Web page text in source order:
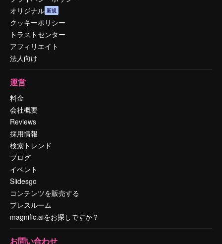
オリジナル 新規
クッキーポリシー
トラストセンター
アフィリエイト
法人向け
運営
料金
会社概要
Reviews
採用情報
検索トレンド
ブログ
イベント
Slidesgo
コンテンツを販売する
プレスルーム
magnific.aiをお探しですか？
お問い合わせ